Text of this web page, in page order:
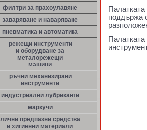
филтри за прахоулавяне
заваряване и наваряване
пневматика и автоматика
режещи инструменти
и оборудване за
металорежещи
машини
ръчни механизирани
инструменти
индустриални лубриканти
маркучи
лични предпазни средства
и хигиенни материали
поддържа